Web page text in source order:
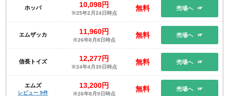
ホッパ 10,098円
※25年2月24日時点
無料 売場へ
エムザッカ 11,960円
※26年8月8日時点
無料 売場へ
信長トイズ 12,277円
※24年4月30日時点
無料 売場へ
エムズ
レビュー 9件
13,200円
※26年8月9日時点
無料 売場へ